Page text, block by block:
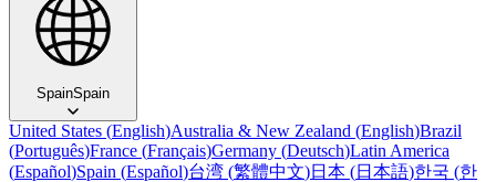
SpainSpain
United States (English)Australia & New Zealand (English)Brazil
(Português)France (Français)Germany (Deutsch)Latin America
(Español)Spain (Español)台湾 (繁體中文)日本 (日本語)한국 (한